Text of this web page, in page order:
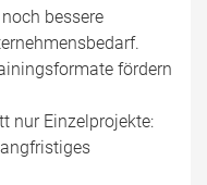
bessere
fördern
nur Einzelprojekte: